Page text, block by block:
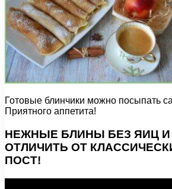
Готовые блинчики можно посыпать
Приятного аппетита!
НЕЖНЫЕ БЛИНЫ БЕЗ ЯИЦ
ОТЛИЧИТЬ ОТ
ПОСТ!